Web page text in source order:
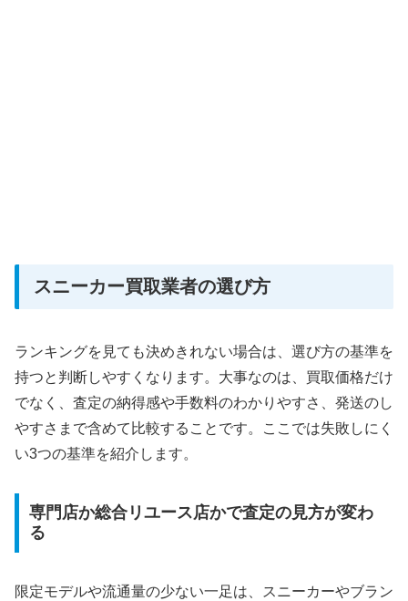
スニーカー買取業者の選び方
ランキングを見ても決めきれない場合は、選び方の基準を
持つと判断しやすくなります。大事なのは、買取価格だけ
でなく、査定の納得感や手数料のわかりやすさ、発送のし
やすさまで含めて比較することです。ここでは失敗しにく
い3つの基準を紹介します。
専門店か総合リユース店かで査定の見方が変わ
る
限定モデルや流通量の少ない一足は、スニーカーやブラン